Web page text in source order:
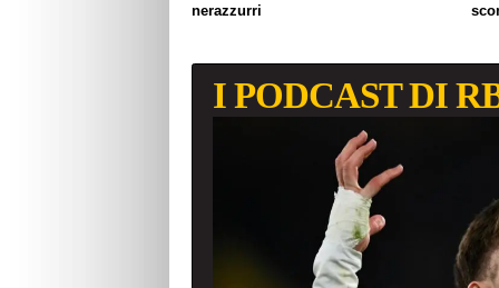
nerazzurri
I PODCAST DI